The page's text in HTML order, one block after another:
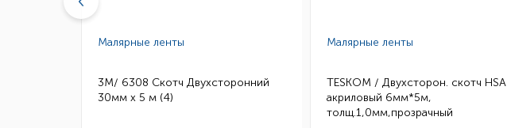
Малярные ленты
3M/ 6308 Скотч Двухсторонний
30мм х 5 м (4)
Малярные ленты
TESKOM / Двухсторон. скотч HSA
акриловый 6мм*5м,
толщ.1,0мм,прозрачный